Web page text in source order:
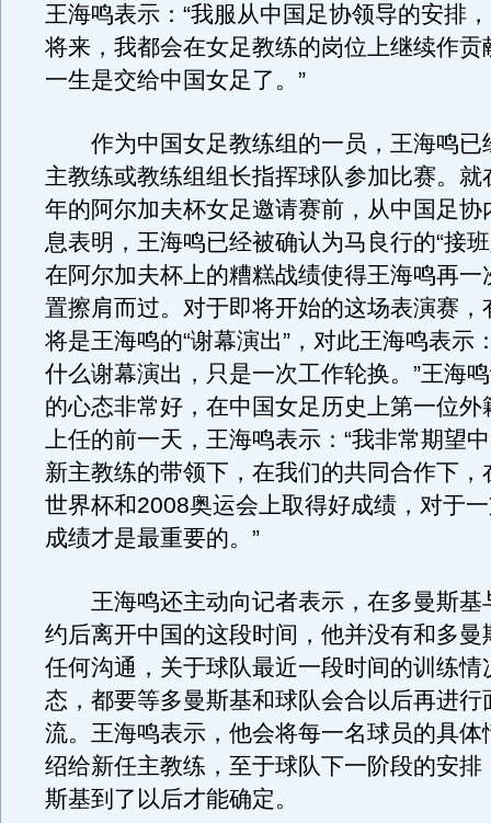
王海鸣表示：“我服从中国足协领导的安排
将来，我都会在女足教练的岗位上继续作贡
一生是交给中国女足了。”
作为中国女足教练组的一员，王海鸣已
主教练或教练组组长指挥球队参加比赛。就
年的阿尔加夫杯女足邀请赛前，从中国足协
息表明，王海鸣已经被确认为马良行的“接
在阿尔加夫杯上的糟糕战绩使得王海鸣再一
置擦肩而过。对于即将开始的这场表演赛，
将是王海鸣的“谢幕演出”，对此王海鸣表示
什么谢幕演出，只是一次工作轮换。”王海
的心态非常好，在中国女足历史上第一位外
上任的前一天，王海鸣表示：“我非常期望
新主教练的带领下，在我们的共同合作下
世界杯和2008奥运会上取得好成绩，对于
成绩才是最重要的。”
王海鸣还主动向记者表示，在多曼斯基
约后离开中国的这段时间，他并没有和多曼
任何沟通，关于球队最近一段时间的训练情
态，都要等多曼斯基和球队会合以后再进行
流。王海鸣表示，他会将每一名球员的具体
绍给新任主教练，至于球队下一阶段的安排
斯基到了以后才能确定。